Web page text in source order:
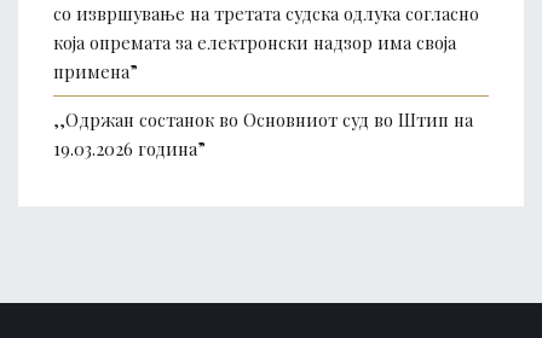
со извршување на третата судска одлука согласно
која опремата за електронски надзор има своја
примена”
,,Одржан состанок во Основниот суд во Штип на
19.03.2026 година”